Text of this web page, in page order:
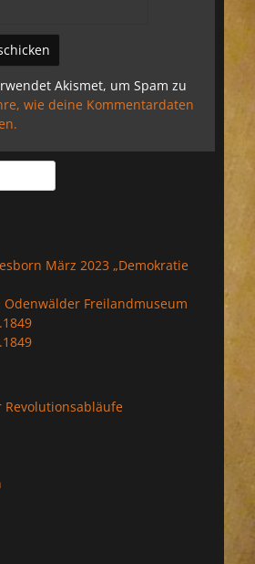
Akismet, um Spam zu
wie deine Kommentardaten
März 2023 „Demokratie
Freilandmuseum
Revolutionsabläufe